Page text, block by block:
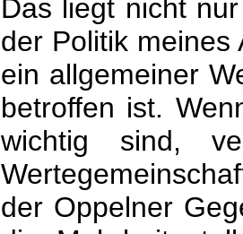
Das liegt nicht
der Politik meines
ein allgemeiner
betroffen ist.
wichtig sind,
der Oppelner